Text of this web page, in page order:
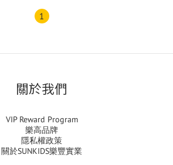
1
關於我們
VIP Reward Program
樂高品牌
隱私權政策
關於SUNKIDS樂豐實業